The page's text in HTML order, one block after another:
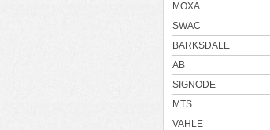
MOXA
SWAC
BARKSDALE
AB
SIGNODE
MTS
VAHLE